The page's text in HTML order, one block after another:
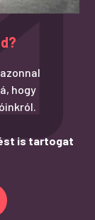
hogy
is tartogat